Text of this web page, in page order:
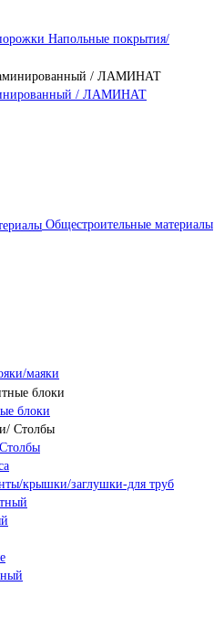
Напольные покрытия/
/ ЛАМИНАТ
Общестроительные материалы
маяки
блоки
крышки/заглушки-для труб